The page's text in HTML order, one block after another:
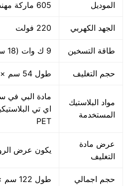
الموديل 605 ماركة مهندس منسي
الجهد الكهربي 220 فولت
طاقة التسخين 9 ك وات (18 سخان ×500 وات)
حجم التغليف طول 54 سم × عرض 39 سم
مواد البلاستيك
المستخدمة
مادة البي في
PET
عرض مادة
التغليف
يكون عرض الرول
حجم اجمالي